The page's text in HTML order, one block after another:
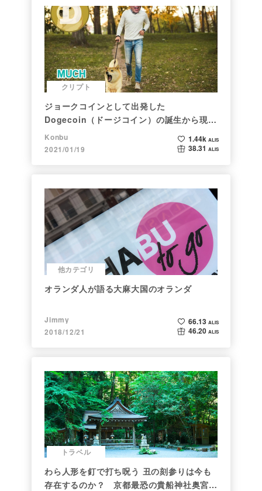
クリプト
ジョークコインとして出発した
Dogecoin（ドージコイン）の誕生から現在
まで。注目される非証券性🐶
Konbu
2021/01/19
1.44k ALIS
38.31 ALIS
他カテゴリ
オランダ人が語る大麻大国のオランダ
Jimmy
2018/12/21
66.13 ALIS
46.20 ALIS
トラベル
わら人形を釘で打ち呪う 丑の刻参りは今も
存在するのか？ 京都最恐の貴船神社奥宮を